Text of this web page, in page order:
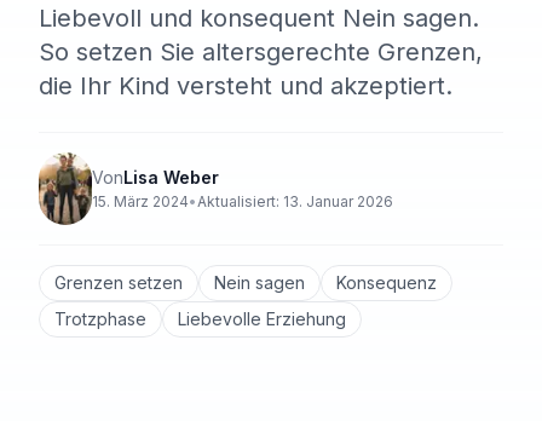
Liebevoll und konsequent Nein sagen.
So setzen Sie altersgerechte Grenzen,
die Ihr Kind versteht und akzeptiert.
VonLisa Weber
15. März 2024• Aktualisiert: 13. Januar 2026
Grenzen setzen Nein sagen
Konsequenz
Trotzphase
Liebevolle Erziehung